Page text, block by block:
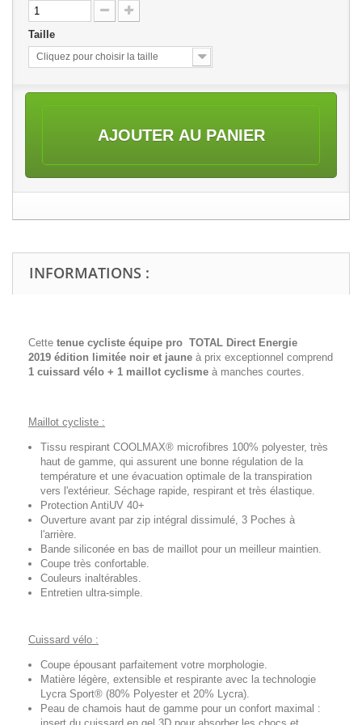
Taille
Cliquez pour choisir la taille
AJOUTER AU PANIER
INFORMATIONS :
Cette tenue cycliste équipe pro TOTAL Direct Energie
2019 édition limitée noir et jaune à prix exceptionnel comprend
1 cuissard vélo + 1 maillot cyclisme à manches courtes.
Maillot cycliste :
Tissu respirant COOLMAX® microfibres 100% polyester, très
haut de gamme, qui assurent une bonne régulation de la
température et une évacuation optimale de la transpiration
vers l'extérieur. Séchage rapide, respirant et très élastique.
Protection AntiUV 40+
Ouverture avant par zip intégral dissimulé, 3 Poches à
l'arrière.
Bande siliconée en bas de maillot pour un meilleur maintien.
Coupe très confortable.
Couleurs inaltérables.
Entretien ultra-simple.
Cuissard vélo :
Coupe épousant parfaitement votre morphologie.
Matière légère, extensible et respirante avec la technologie
Lycra Sport® (80% Polyester et 20% Lycra).
Peau de chamois haut de gamme pour un confort maximal :